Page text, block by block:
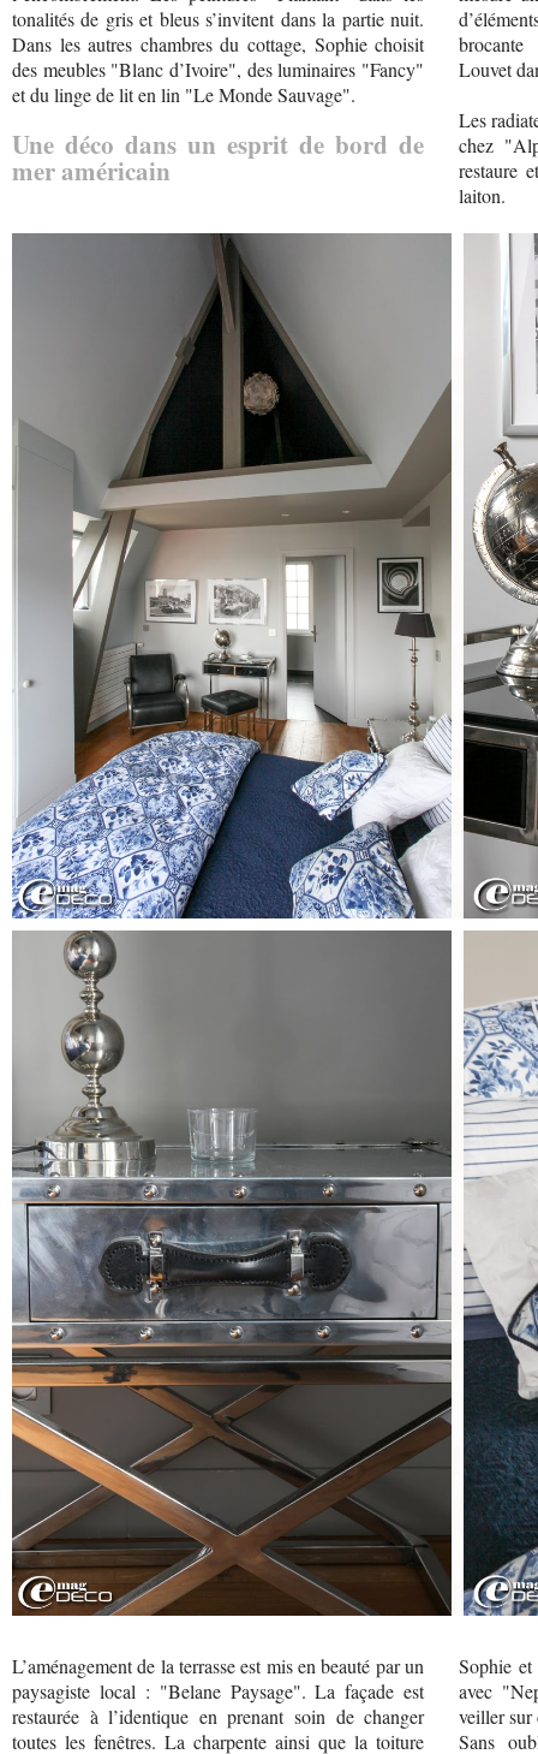
tonalités de gris et bleus s’invitent dans la partie nuit.
Dans les autres chambres du cottage, Sophie choisit
des meubles "Blanc d’Ivoire", des luminaires "Fancy"
et du linge de lit en lin "Le Monde Sauvage".
Une déco dans un esprit de bord de
mer américain
Louvet
Les
chez
restaure
laiton.
L’aménagement de la terrasse est mis en beauté par un
paysagiste local : "Belane Paysage". La façade est
restaurée à l’identique en prenant soin de changer
toutes les fenêtres. La charpente ainsi que la toiture
Sophie
avec
veiller sur
Sans